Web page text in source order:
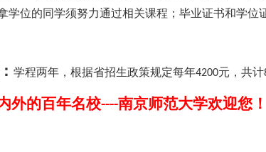
学位的同学须努力通过相关课程；毕业证书和学位
学程两年，根据省招生政策规定每年4200元，共计
外的百年名校----南京师范大学欢迎您！